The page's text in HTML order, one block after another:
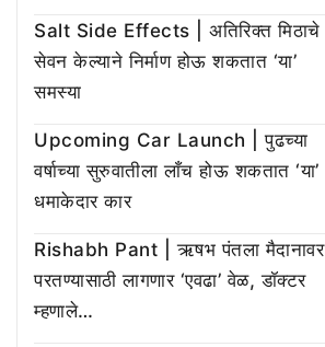
Salt Side Effects | अतिरिक्त मिठाचे
सेवन केल्याने निर्माण होऊ शकतात ‘या’
समस्या
Upcoming Car Launch | पुढच्या
वर्षाच्या सुरुवातीला लाँच होऊ शकतात ‘या’
धमाकेदार कार
Rishabh Pant | ऋषभ पंतला मैदानावर
परतण्यासाठी लागणार ‘एवढा’ वेळ, डॉक्टर
म्हणाले…